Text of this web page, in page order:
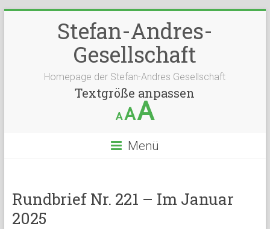
Stefan-Andres-
Gesellschaft
Homepage der Stefan-Andres Gesellschaft
Textgröße anpassen
AAA
Menü
Rundbrief Nr. 221 – Im Januar
2025